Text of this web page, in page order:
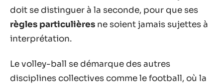
doit se distinguer à la seconde, pour que ses
règles particulières ne soient jamais sujettes à
interprétation.
Le volley-ball se démarque des autres
disciplines collectives comme le football, où la